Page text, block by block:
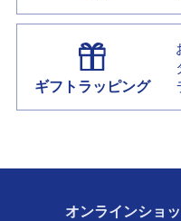
ギフトラッピング
オンラインショ